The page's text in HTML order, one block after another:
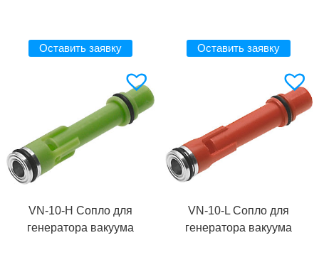
Оставить заявку Оставить заявку
VN-10-H Сопло для
генератора вакуума
VN-10-L Сопло для
генератора вакуума